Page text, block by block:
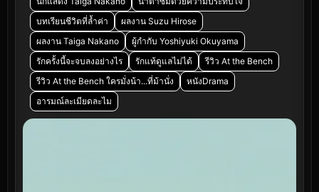
บทเรียนชีวิตที่ล้ำค่า
ผลงาน Suzu Hirose
ผลงาน Taiga Nakano
ผู้กำกับ Yoshiyuki Okuyama
รักครั้งนี้จะจบลงอย่างไร
รักแท้ดูแลไม่ได้
รีวิว At the Bench
รีวิว At the Bench ใครมั่งน้า...ที่ม้านั่ง
หนังDrama
อารมณ์ละเมียดละไม